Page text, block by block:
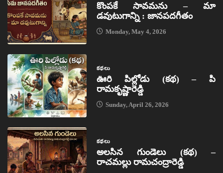
కొంపకే సావమను – మా
డవుటుగాన్ని : జానపదగీతం
Monday, May 4, 2026
కథలు
ఊరి పిల్లోడు (కథ) – పి
రామకృష్ణారెడ్డి
Sunday, April 26, 2026
కథలు
అలసిన గుండెలు (కథ) –
రాచమల్లు రామచంద్రారెడ్డి